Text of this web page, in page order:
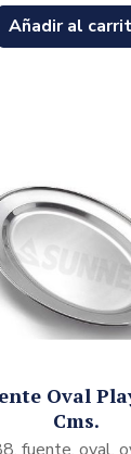
Añadir al
Oval
Cms.